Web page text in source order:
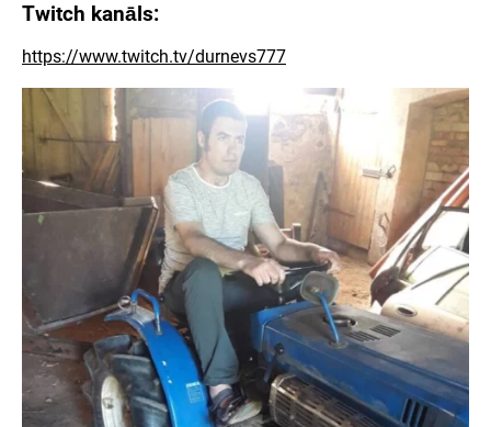
Twitch kanāls:
https://www.twitch.tv/durnevs777